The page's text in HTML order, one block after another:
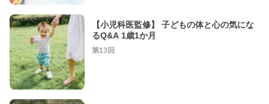
【小児科医監修】 子どもの体と心の気にな
るQ&A 1歳1か月
第13回